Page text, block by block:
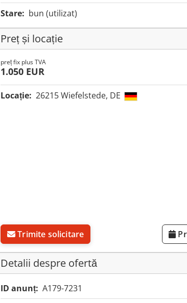
Stare: bun (utilizat)
Preț și locație
preț fix plus TVA
1.050 EUR
Locație: 26215 Wiefelstede, DE
Trimite solicitare
Detalii despre ofertă
ID anunț: A179-7231